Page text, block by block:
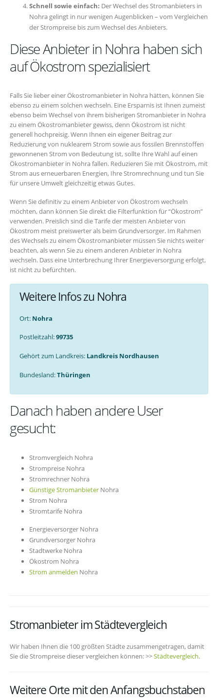
Schnell sowie einfach: Der Wechsel des Stromanbieters in
Nohra gelingt in nur wenigen Augenblicken – vom Vergleichen
der Strompreise bis zum Wechsel des Anbieters.
Diese Anbieter in Nohra haben sich
auf Ökostrom spezialisiert
Falls Sie lieber einer Ökostromanbieter in Nohra hätten, können Sie
ebenso zu einem solchen wechseln. Eine Ersparnis ist Ihnen zumeist
ebenso beim Wechsel von ihrem bisherigen Stromanbieter in Nohra
zu einem Ökostromanbieter gewiss, denn Ökostrom ist nicht
generell hochpreisig. Wenn Ihnen ein eigener Beitrag zur
Reduzierung von nuklearem Strom sowie aus fossilen Brennstoffen
gewonnenen Strom von Bedeutung ist, sollte Ihre Wahl auf einen
Ökostromanbieter in Nohra fallen. Reduzieren Sie mit Ökostrom, mit
Strom aus erneuerbaren Energien, Ihre Stromrechnung und tun Sie
für unsere Umwelt gleichzeitig etwas Gutes.
Wenn Sie definitiv zu einem Anbieter von Ökostrom wechseln
möchten, dann können Sie direkt die Filterfunktion für “Ökostrom”
verwenden. Preislich sind die Tarife der meisten Anbieter von
Ökostrom meist preiswerter als beim Grundversorger. Im Rahmen
des Wechsels zu einem Ökostromanbieter müssen Sie nichts weiter
beachten, als wenn Sie zu einem anderen Anbieter in Nohra
wechseln. Dass eine Unterbrechung Ihrer Energieversorgung erfolgt,
ist nicht zu befürchten.
Weitere Infos zu Nohra
Ort: Nohra
Postleitzahl:99735
Gehört zum Landkreis: Landkreis Nordhausen
Bundesland:Thüringen
Danach haben andere User
gesucht:
Stromvergleich Nohra
Strompreise Nohra
Stromrechner Nohra
Günstige Stromanbieter Nohra
Strom Nohra
Stromtarife Nohra
Energieversorger Nohra
Grundversorger Nohra
Stadtwerke Nohra
Ökostrom Nohra
Strom anmelden Nohra
Stromanbieter im Städtevergleich
Wir haben Ihnen die 100 größten Städte zusammengetragen, damit
Sie die Strompreise dieser vergleichen können: >>Städtevergleich.
Weitere Orte mit den Anfangsbuchstaben